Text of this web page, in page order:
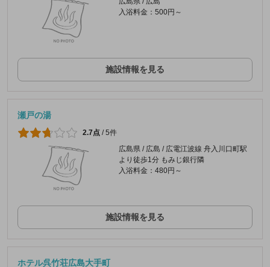
入浴料金：500円～
施設情報を見る
瀬戸の湯
2.7点 /5件
広島県 / 広島 / 広電江波線 舟入川口町駅
より徒歩1分 もみじ銀行隣
入浴料金：480円～
施設情報を見る
ホテル呉竹荘広島大手町